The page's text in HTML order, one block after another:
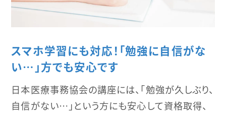
スマホ学習にも対応！「勉強に自信がな
い…」方でも安心です
日本医療事務協会の講座には、「勉強が久しぶり、
自信がない…」という方にも安心して資格取得、